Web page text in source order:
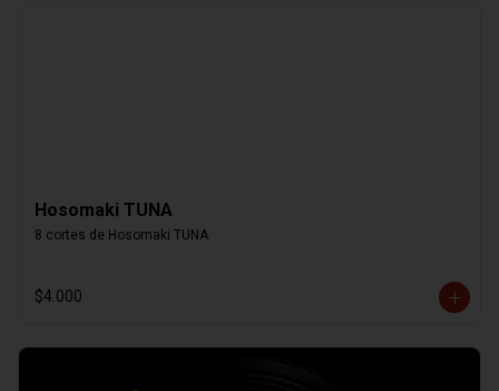
Hosomaki TUNA
8 cortes de Hosomaki TUNA
$4.000